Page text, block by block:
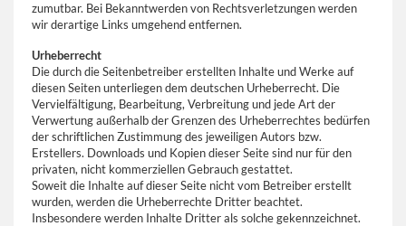
zumutbar. Bei Bekanntwerden von Rechtsverletzungen werden
wir derartige Links umgehend entfernen.
Urheberrecht
Die durch die Seitenbetreiber erstellten Inhalte und Werke auf
diesen Seiten unterliegen dem deutschen Urheberrecht. Die
Vervielfältigung, Bearbeitung, Verbreitung und jede Art der
Verwertung außerhalb der Grenzen des Urheberrechtes bedürfen
der schriftlichen Zustimmung des jeweiligen Autors bzw.
Erstellers. Downloads und Kopien dieser Seite sind nur für den
privaten, nicht kommerziellen Gebrauch gestattet.
Soweit die Inhalte auf dieser Seite nicht vom Betreiber erstellt
wurden, werden die Urheberrechte Dritter beachtet.
Insbesondere werden Inhalte Dritter als solche gekennzeichnet.